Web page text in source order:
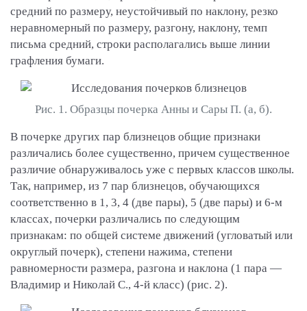
средний по размеру, неустойчивый по наклону, резко
неравномерный по размеру, разгону, наклону, темп
письма средний, строки располагались выше линии
графления бумаги.
Рис. 1. Образцы почерка Анны и Сары П. (а, б).
В почерке других пар близнецов общие признаки
различались более существенно, причем существенное
различие обнаруживалось уже с первых классов школы.
Так, например, из 7 пар близнецов, обучающихся
соответственно в 1, 3, 4 (две пары), 5 (две пары) и 6-м
классах, почерки различались по следующим
признакам: по общей системе движений (угловатый или
округлый почерк), степени нажима, степени
равномерности размера, разгона и наклона (1 пара —
Владимир и Николай С., 4-й класс) (рис. 2).